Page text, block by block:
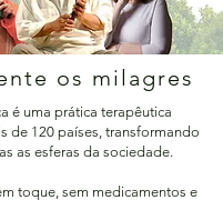
os milagres
é uma prática terapêutica
de 120 países, transformando
as esferas da sociedade.
toque, sem medicamentos e